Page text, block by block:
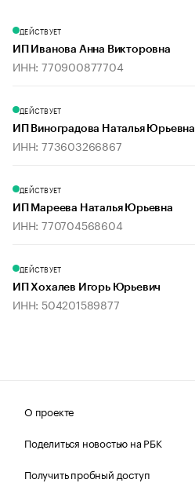
ДЕЙСТВУЕТ
ИП Иванова Анна Викторовна
ИНН: 770900877704
ДЕЙСТВУЕТ
ИП Виноградова Наталья Юрьевна
ИНН: 773603266867
ДЕЙСТВУЕТ
ИП Мареева Наталья Юрьевна
ИНН: 770704568604
ДЕЙСТВУЕТ
ИП Хохалев Игорь Юрьевич
ИНН: 504201589877
О проекте
Поделиться новостью на РБК
Получить пробный доступ